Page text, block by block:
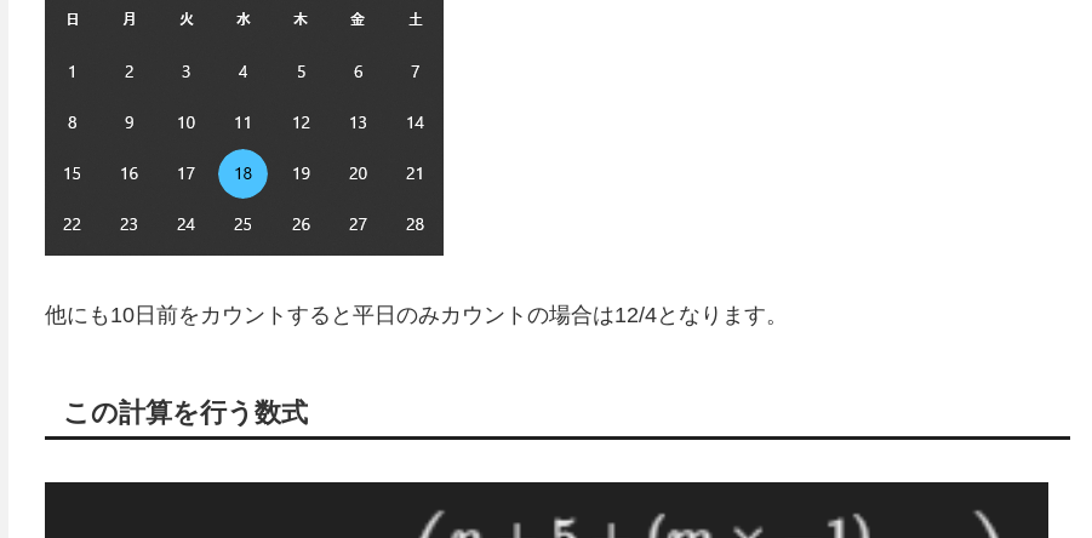
他にも10日前をカウントすると平日のみカウントの場合は12/4となります。
この計算を行う数式